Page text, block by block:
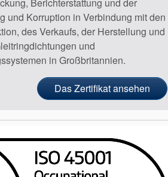
und Korruption in Verbindung mit den
des Verkaufs, der Herstellung und
und
in Großbritannien.
Das Zertifikat ansehen